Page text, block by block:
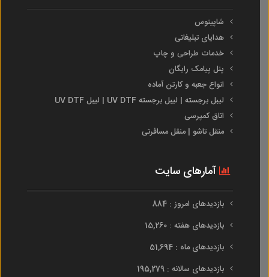
شاپینوس
هدایای تبلیغاتی
خدمات طراحی و چاپ
پنل پیامک رایگان
انواع جعبه و کارتن آماده
لیبل برجسته | لیبل برجسته UV DTF | لیبل UV DTF
اتاق کمپرسی
منقل تاشو | منقل مسافرتی
آمارهای سایت
بازدیدهای امروز : 884
بازدیدهای هفته : 15,260
بازدیدهای ماه : 51,694
بازدیدهای سالانه : 195,279